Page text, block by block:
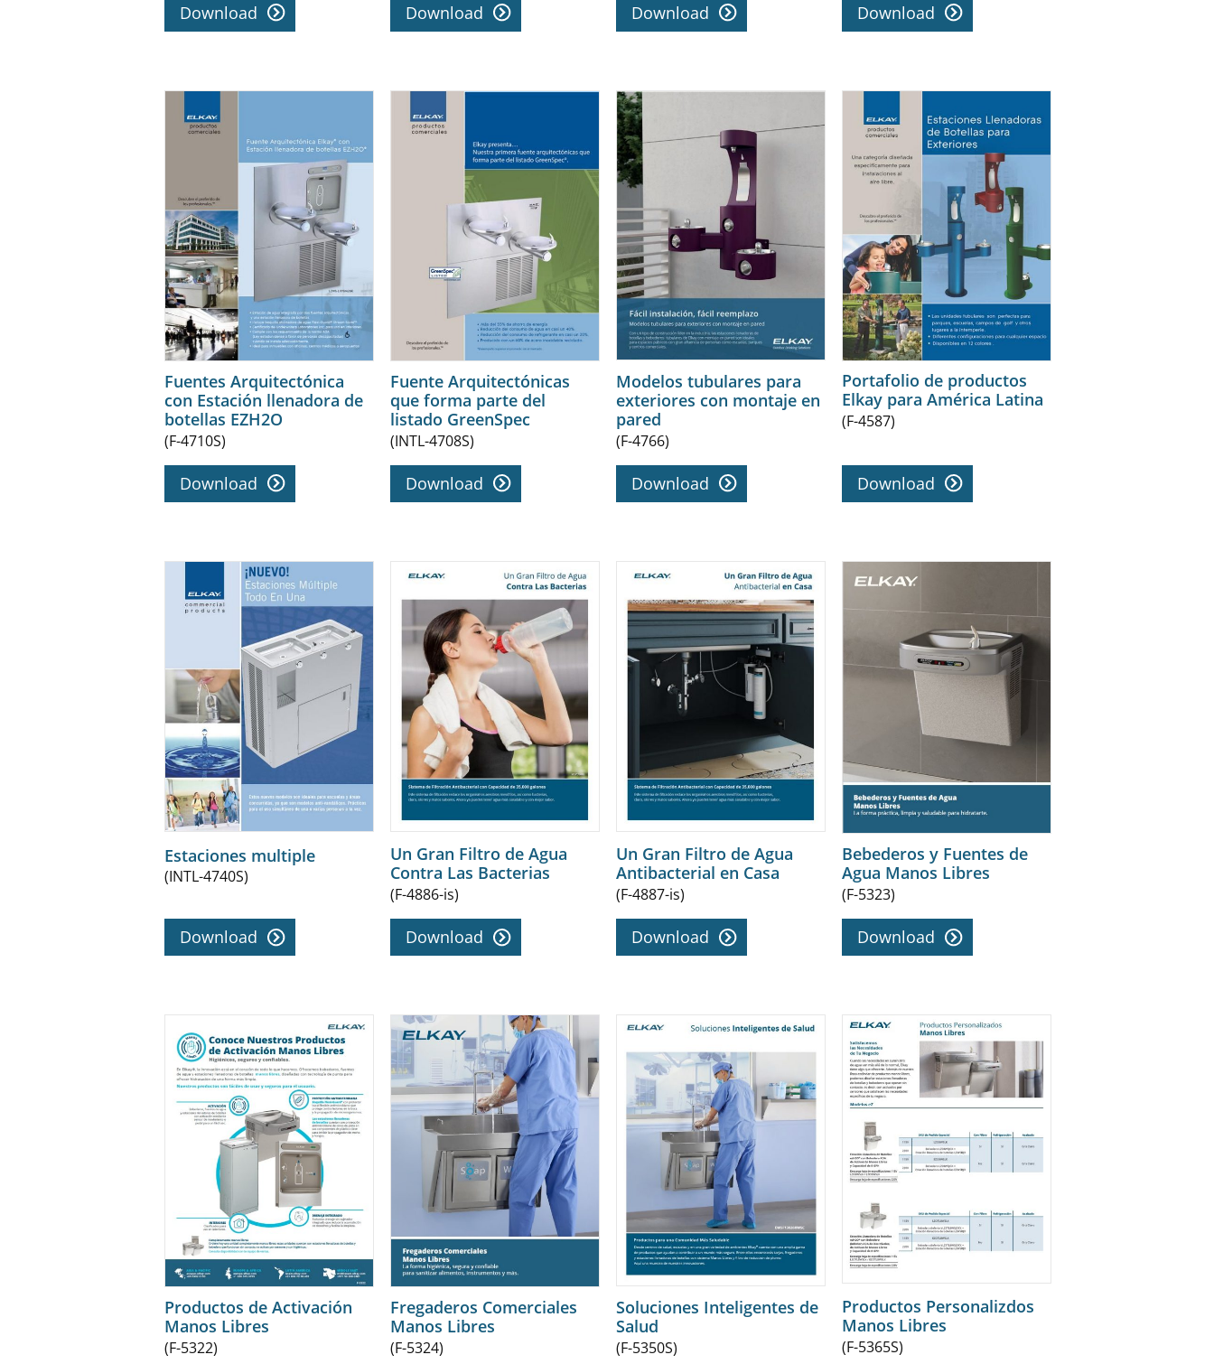
Download Download Download Download
Fuentes Arquitectónica
con Estación llenadora de
botellas EZH2O
(F-4710S)
Download
Fuente Arquitectónicas
que forma parte del
listado GreenSpec
(INTL-4708S)
Download
Modelos tubulares para
exteriores con montaje en
pared
(F-4766)
Download
Portafolio de productos
Elkay para América Latina
(F-4587)
Download
Estaciones multiple
(INTL-4740S)
Download
Un Gran Filtro de Agua
Contra Las Bacterias
(F-4886-is)
Download
Un Gran Filtro de Agua
Antibacterial en Casa
(F-4887-is)
Download
Bebederos y Fuentes de
Agua Manos Libres
(F-5323)
Download
Productos de Activación
Manos Libres
(F-5322)
Fregaderos Comerciales
Manos Libres
(F-5324)
Soluciones Inteligentes de
Salud
(F-5350S)
Productos Personalizdos
Manos Libres
(F-5365S)